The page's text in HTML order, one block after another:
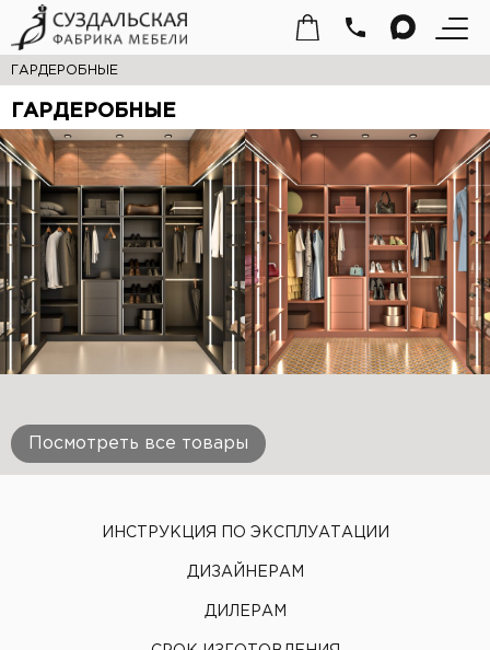
ГАРДЕРОБНЫЕ
ГАРДЕРОБНЫЕ
Посмотреть все товары
ИНСТРУКЦИЯ ПО ЭКСПЛУАТАЦИИ
ДИЗАЙНЕРАМ
ДИЛЕРАМ